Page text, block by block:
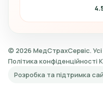
© 2026 МедСтрахСервіс. Усі
Політика конфіденційності
Розробка та підтримка